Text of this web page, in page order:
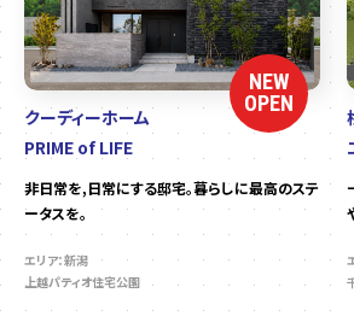
NEW
OPEN
クーディーホーム
PRIME of LIFE
非日常を,日常にする邸宅。暮らしに最高のステ
ータスを。
エリア：新潟
上越パティオ住宅公園